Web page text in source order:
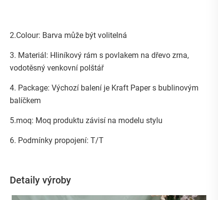
2.Colour: Barva může být volitelná
3. Materiál: Hliníkový rám s povlakem na dřevo zrna,
vodotěsný venkovní polštář
4. Package: Výchozí balení je Kraft Paper s bublinovým
balíčkem
5.moq: Moq produktu závisí na modelu stylu
6. Podmínky propojení: T/T
Detaily výroby